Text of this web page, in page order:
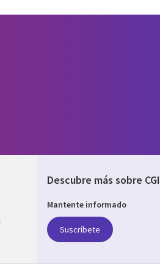
Descubre más sobre CGI
Mantente informado
Suscríbete